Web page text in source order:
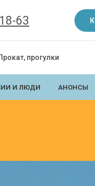
63
прогулки
И ЛЮДИ АНОНСЫ